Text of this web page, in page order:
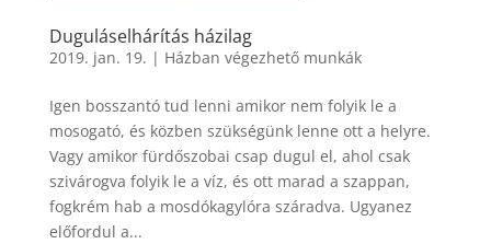
Duguláselhárítás házilag
2019. jan. 19. | Házban végezhető munkák
Igen bosszantó tud lenni amikor nem folyik le a
mosogató, és közben szükségünk lenne ott a helyre.
Vagy amikor fürdőszobai csap dugul el, ahol csak
szivárogva folyik le a víz, és ott marad a szappan,
fogkrém hab a mosdókagylóra száradva. Ugyanez
előfordul a...